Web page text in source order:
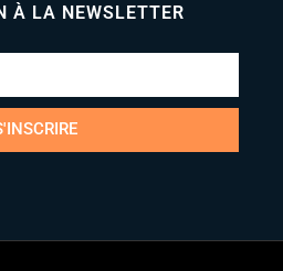
À LA NEWSLETTER